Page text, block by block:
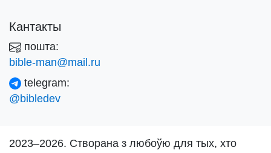
Кантакты
пошта:
bible-man@mail.ru
telegram:
@bibledev
2023–2026. Створана з любоўю для тых, хто